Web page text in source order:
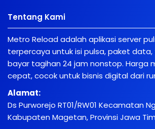
Tentang Kami
Metro Reload adalah aplikasi server
terpercaya untuk isi pulsa, paket data,
bayar tagihan 24 jam nonstop. Harga
cepat, cocok untuk bisnis digital dari
Alamat:
Ds Purworejo RT01/RW01 Kecamatan
Kabupaten Magetan, Provinsi Jawa